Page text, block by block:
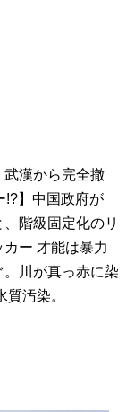
武漢から完全撤
!?】中国政府が
階級固定化のリ
ー 才能は暴力
川が真っ赤に染
汚染。